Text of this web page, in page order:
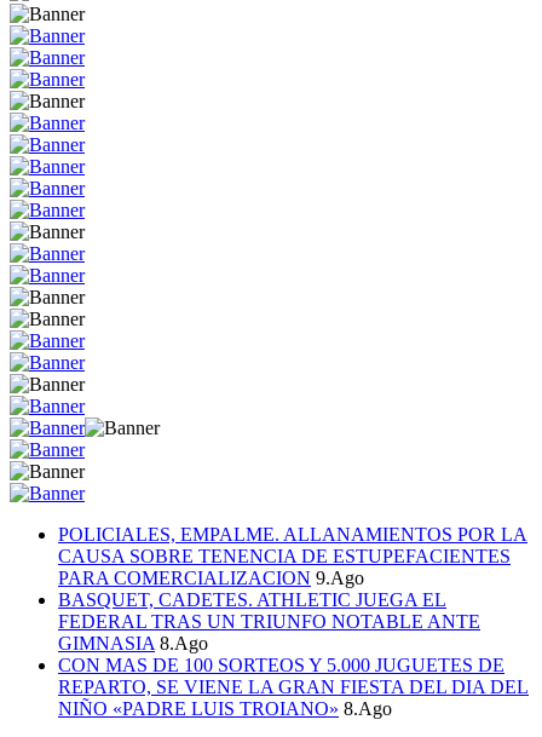
POLICIALES, EMPALME. ALLANAMIENTOS POR LA
CAUSA SOBRE TENENCIA DE ESTUPEFACIENTES
PARA COMERCIALIZACION 9.Ago
BASQUET, CADETES. ATHLETIC JUEGA EL
FEDERAL TRAS UN TRIUNFO NOTABLE ANTE
GIMNASIA 8.Ago
CON MAS DE 100 SORTEOS Y 5.000 JUGUETES DE
REPARTO, SE VIENE LA GRAN FIESTA DEL DIA DEL
NIÑO «PADRE LUIS TROIANO» 8.Ago